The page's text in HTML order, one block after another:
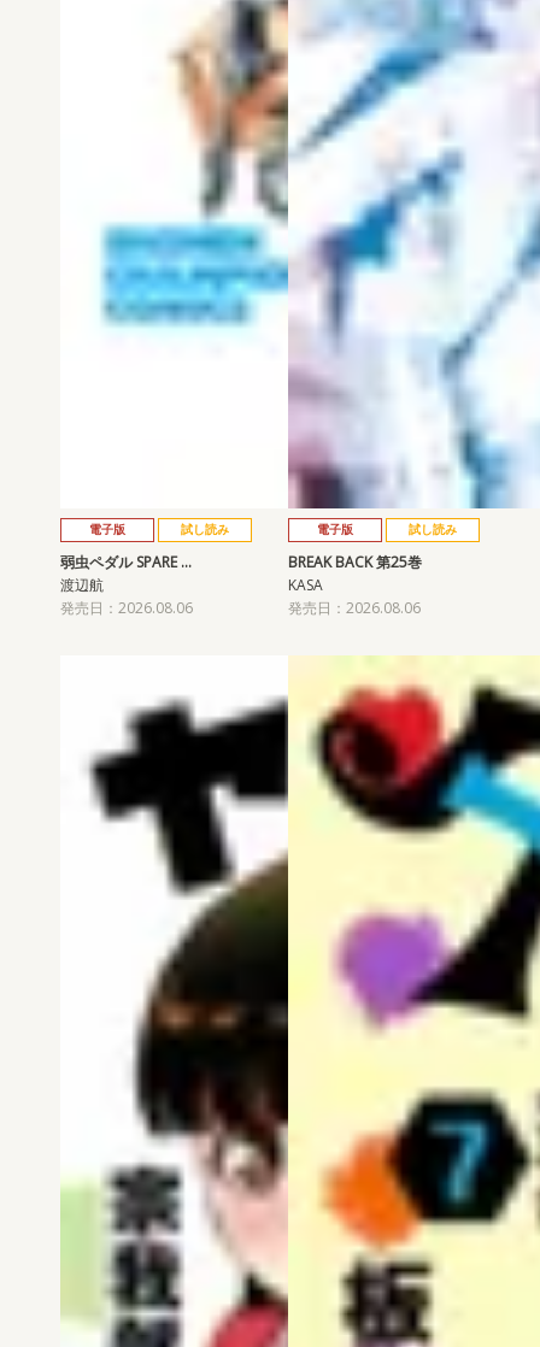
電子版 試し読み
弱虫ペダル SPARE …
渡辺航
発売日：2026.08.06
電子版 試し読み
BREAK BACK 第25巻
KASA
発売日：2026.08.06